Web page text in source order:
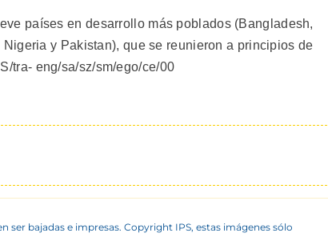
países en desarrollo más poblados (Bangladesh,
y Pakistan), que se reunieron a principios de
tra- eng/sa/sz/sm/ego/ce/00
ser bajadas e impresas. Copyright IPS, estas imágenes sólo